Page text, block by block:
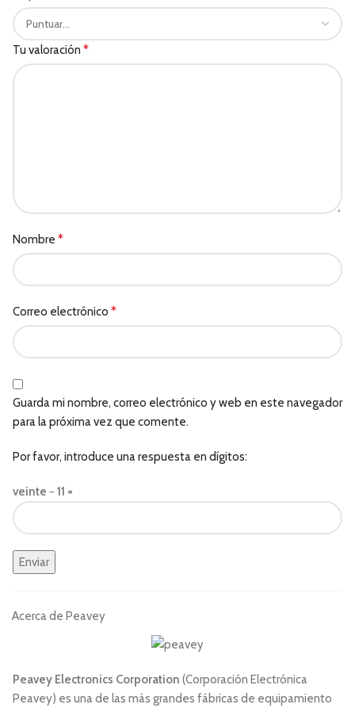
Tu valoración *
Nombre *
Correo electrónico *
Guarda mi nombre, correo electrónico y web en este navegador
para la próxima vez que comente.
Por favor, introduce una respuesta en dígitos:
veinte − 11 =
Acerca de Peavey
Peavey Electronics Corporation (Corporación Electrónica
Peavey) es una de las más grandes fábricas de equipamiento